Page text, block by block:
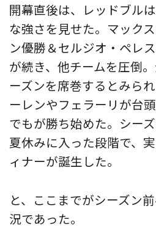
開幕直後は、レッドブル
な強さを見せた。マック
ン優勝＆セルジオ・ペレ
が続き、他チームを圧倒
ーズンを席巻するとみら
ーレンやフェラーリが台
でもが勝ち始めた。シー
夏休みに入った段階で、
ィナーが誕生した。
と、ここまでがシーズン
況であった。